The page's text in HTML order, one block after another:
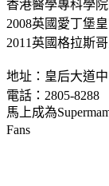
香港醫學專科學
2008英國愛丁堡
2011英國格拉斯
地址：皇后大道
電話：2805-8288
馬上成為
Fans